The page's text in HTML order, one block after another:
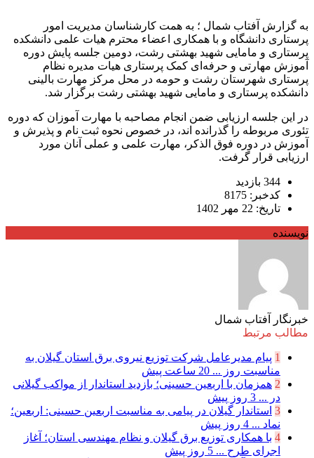
به گزارش آفتاب شمال ؛ به همت کارشناسان مدیریت امور
پرستاری دانشگاه و با همکاری اعضاء محترم هیات علمی دانشکده
پرستاری و مامایی شهید بهشتی رشت، دومین جلسه پایش دوره
آموزش مهارتی و حرفه‌ای کمک پرستاری هیات مدیره نظام
پرستاری شهرستان رشت و حومه در محل مرکز مهارت بالینی
دانشکده پرستاری و مامایی شهید بهشتی رشت برگزار شد.
در این جلسه ارزیابی ضمن انجام مصاحبه با مهارت آموزان که دوره
تئوری مربوطه را گذرانده اند، در خصوص نحوه ثبت نام و پذیرش و
آموزش در دوره فوق الذکر، مهارت علمی و عملی آنان مورد
ارزیابی قرار گرفت.
344 بازدید
کدخبر: 8175
تاریخ: 22 مهر 1402
نویسنده
خبرنگار آفتاب شمال
مطالب مرتبط
1 پیام مدیرعامل شركت توزیع نیروی برق استان گیلان به
مناسبت روز ... 20 ساعت پیش
2 همزمان با اربعین حسینی؛ بازدید استاندار از مواکب گیلانی
در ... 3 روز پیش
3 استاندار گیلان در پیامی به مناسبت اربعین حسینی: اربعین؛
نماد ... 4 روز پیش
4 با همکاری توزیع برق گیلان و نظام مهندسی استان؛ آغاز
اجرای طرح ... 5 روز پیش